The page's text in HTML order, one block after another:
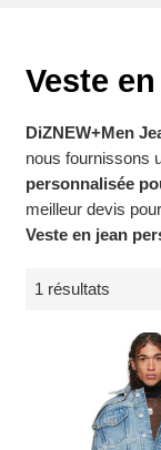
Veste
DiZNEW+Men
nous fournissons
personnalisée
meilleur devis
Veste en jean
1 résultats